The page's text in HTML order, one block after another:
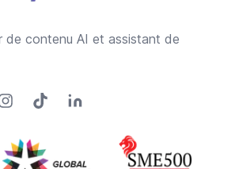
de contenu AI et assistant de